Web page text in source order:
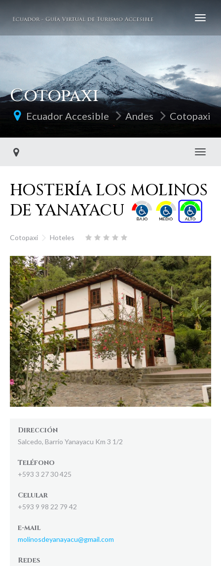
Cotopaxi
Ecuador Accesible Andes Cotopaxi
HOSTERÍA LOS MOLINOS
DE YANAYACU
Cotopaxi Hoteles
Dirección
Salcedo, Barrio Yanayacu Km 3 1/2
Teléfono
+593 3 27 30 425
Celular
+593 9 98 22 79 42
e-mail
molinosdeyanayacu@gmail.com
Redes